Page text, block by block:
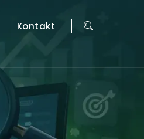
Kontakt